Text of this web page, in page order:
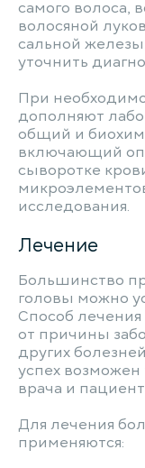
самого волоса,
волосяной
сальной
уточнить
При
дополняют
общий и
включающий
сыворотке
исследования.
Лечение
Большинство
головы можно
Способ лечения
от причины
других
успех возможен
врача и
Для лечения
применяются: